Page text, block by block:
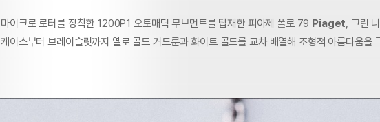
마이크로 로터를 장착한 1200P1 오토매틱 무브먼트를 탑재한 피아제 폴로 79 Piaget , 그린
케이스부터 브레이슬릿까지 옐로 골드 거드룬과 화이트 골드를 교차 배열해 조형적 아름다움을